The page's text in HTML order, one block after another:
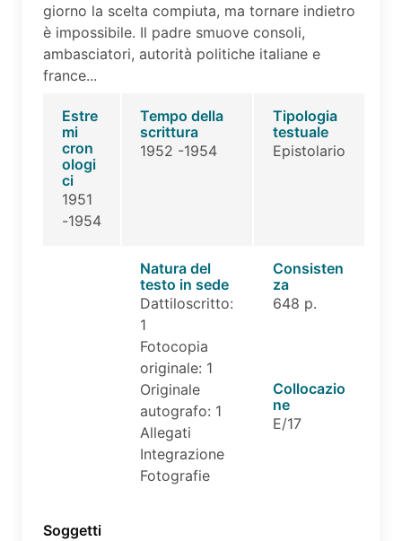
giorno la scelta compiuta, ma tornare indietro
è impossibile. Il padre smuove consoli,
ambasciatori, autorità politiche italiane e
france...
Estre
mi
cron
ologi
ci
1951
-1954
Tempo della
scrittura
1952 -1954
Tipologia
testuale
Epistolario
Natura del
testo in sede
Dattiloscritto:
1
Fotocopia
originale: 1
Originale
autografo: 1
Allegati
Integrazione
Fotografie
Consisten
za
648 p.
Collocazio
ne
E/17
Soggetti